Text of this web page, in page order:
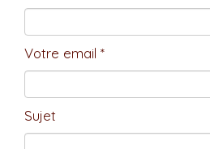
Votre email *
Sujet